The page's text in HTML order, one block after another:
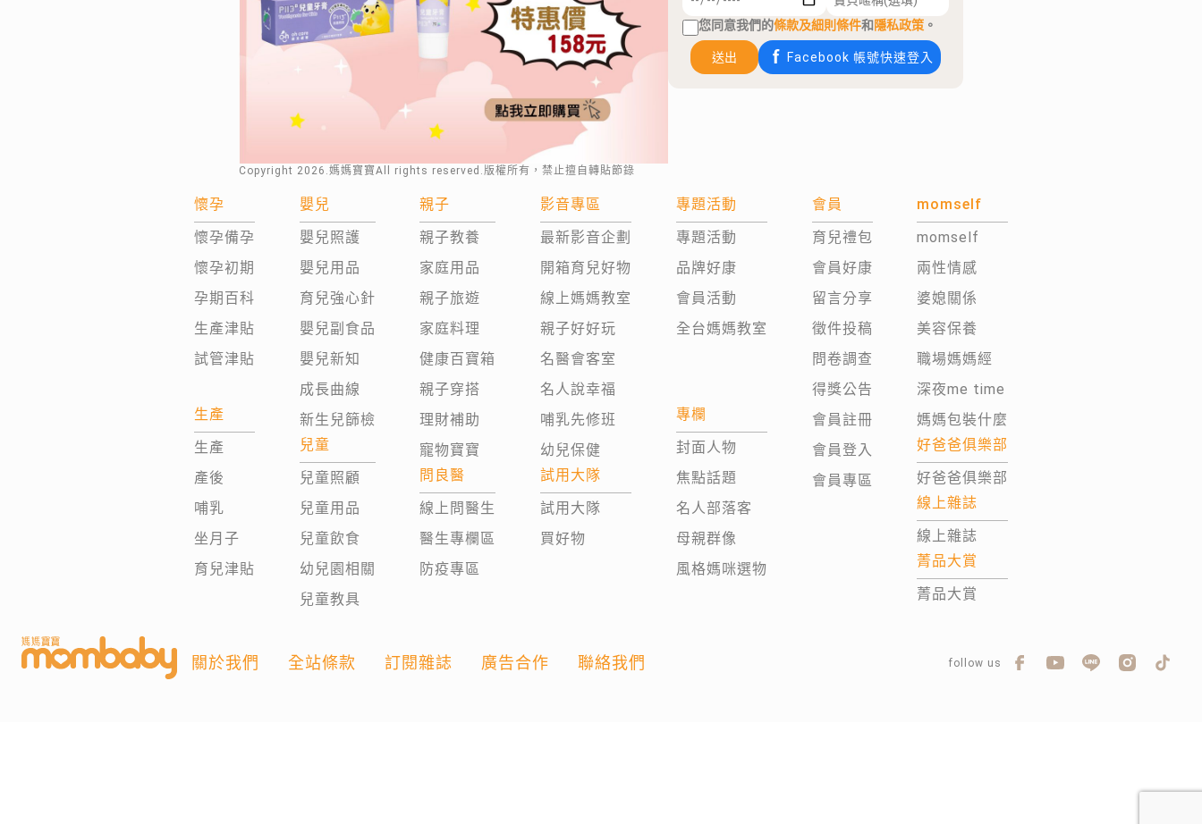
Copyright 2026 .媽媽寶寶All rights reserved.版權所有，禁止擅自轉貼節錄
您同意我們的條款及細則條件和隱私政策 。
送出 Facebook 帳號快速登入
懷孕
懷孕備孕
懷孕初期
孕期百科
生產津貼
試管津貼
生產
生產
產後
哺乳
坐月子
育兒津貼
嬰兒
嬰兒照護
嬰兒用品
育兒強心針
嬰兒副食品
嬰兒新知
成長曲線
新生兒篩檢
兒童
兒童照顧
兒童用品
兒童飲食
幼兒園相關
兒童教具
親子
親子教養
家庭用品
親子旅遊
家庭料理
健康百寶箱
親子穿搭
理財補助
寵物寶寶
問良醫
線上問醫生
醫生專欄區
防疫專區
影音專區
最新影音企劃
開箱育兒好物
線上媽媽教室
親子好好玩
名醫會客室
名人說幸福
哺乳先修班
幼兒保健
試用大隊
試用大隊
買好物
專題活動
專題活動
品牌好康
會員活動
全台媽媽教室
專欄
封面人物
焦點話題
名人部落客
母親群像
風格媽咪選物
會員
育兒禮包
會員好康
留言分享
徵件投稿
問卷調查
得獎公告
會員註冊
會員登入
會員專區
momself
momself
兩性情感
婆媳關係
美容保養
職場媽媽經
深夜me time
媽媽包裝什麼
好爸爸俱樂部
好爸爸俱樂部
線上雜誌
線上雜誌
菁品大賞
菁品大賞
關於我們 全站條款 訂閱雜誌 廣告合作 聯絡我們 follow us